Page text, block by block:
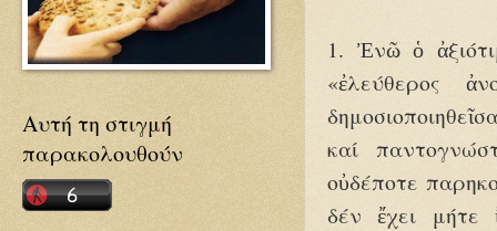
1. Ἐνῶ ὁ
«ἐλεύθερος
καί
οὐδέποτε
δέν ἔχει μήτε
Αυτή τη στιγμή
παρακολουθούν